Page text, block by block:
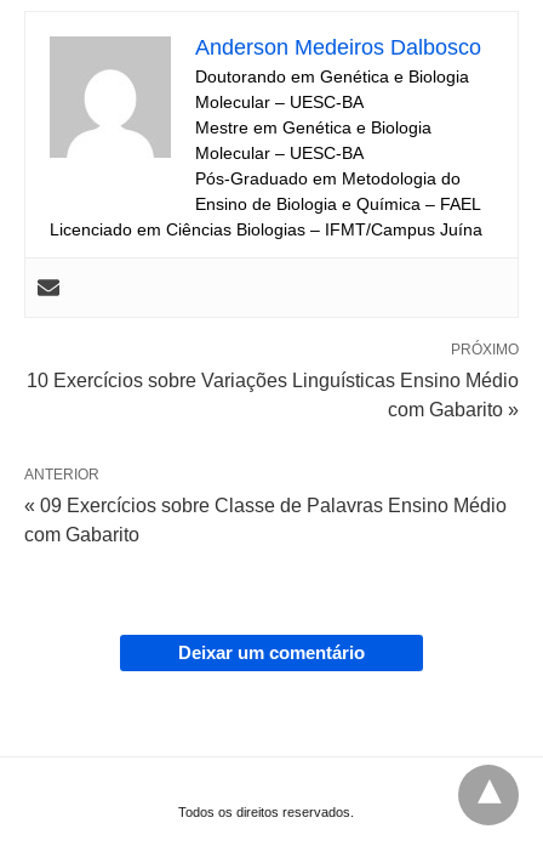
Anderson Medeiros Dalbosco
Doutorando em Genética e Biologia
Molecular – UESC-BA
Mestre em Genética e Biologia
Molecular – UESC-BA
Pós-Graduado em Metodologia do
Ensino de Biologia e Química – FAEL
Licenciado em Ciências Biologias – IFMT/Campus Juína
PRÓXIMO
10 Exercícios sobre Variações Linguísticas Ensino Médio
com Gabarito »
ANTERIOR
« 09 Exercícios sobre Classe de Palavras Ensino Médio
com Gabarito
Deixar um comentário
Todos os direitos reservados.